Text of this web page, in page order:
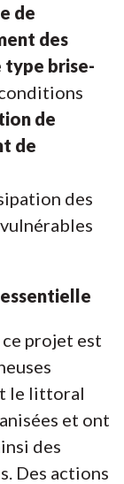
de
des
type brise-
de
de
des
projet est
le littoral
et ont
des
Des actions